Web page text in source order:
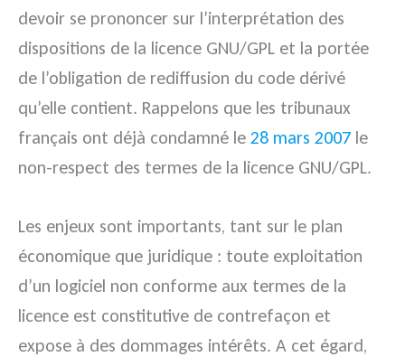
devoir se prononcer sur l’interprétation des
dispositions de la licence GNU/GPL et la portée
de l’obligation de rediffusion du code dérivé
qu’elle contient. Rappelons que les tribunaux
français ont déjà condamné le 28 mars 2007 le
non-respect des termes de la licence GNU/GPL.
Les enjeux sont importants, tant sur le plan
économique que juridique : toute exploitation
d’un logiciel non conforme aux termes de la
licence est constitutive de contrefaçon et
expose à des dommages intérêts. A cet égard,